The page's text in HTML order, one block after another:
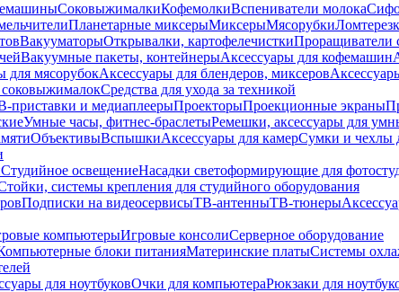
СоковыжималкиКофемолкиВспениватели молока
Планетарные миксерыМиксерыМясорубки
ВакууматорыОткрывалки, картофелечисткиПроращиватели
Вакуумные пакеты, контейнерыАксессуары для кофемашин
для мясорубокАксессуары для блендеров, миксеров
соковыжималокСредства для ухода за техникой
приставки и медиаплеерыПроекторыПроекционные экраны
Умные часы, фитнес-браслетыРемешки, аксессуары для
ОбъективыВспышкиАксессуары для камерСумки и чехлы
Студийное освещениеНасадки светоформирующие для
системы крепления для студийного оборудования
Подписки на видеосервисыТВ-антенныТВ-тюнеры
компьютерыИгровые консолиСерверное оборудование
блоки питанияМатеринские платыСистемы
для ноутбуковОчки для компьютераРюкзаки для